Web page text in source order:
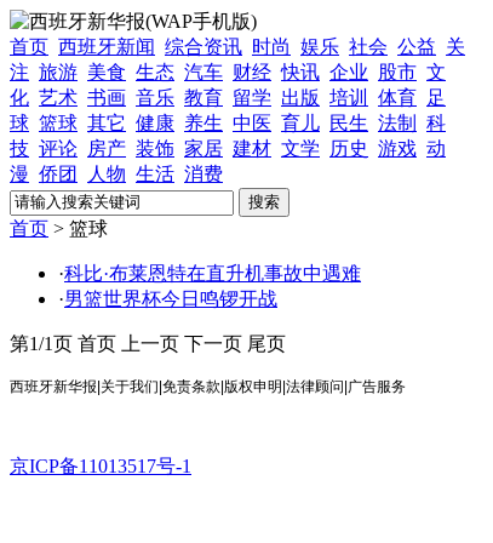
首页 西班牙新闻 综合资讯 时尚 娱乐 社会 公益 关
注 旅游 美食 生态 汽车 财经 快讯 企业 股市 文
化 艺术 书画 音乐 教育 留学 出版 培训 体育 足
球 篮球 其它 健康 养生 中医 育儿 民生 法制
科
技 评论 房产 装饰 家居 建材 文学 历史 游戏 动
漫 侨团 人物 生活 消费
首页 > 篮球
·科比·布莱恩特在直升机事故中遇难
·男篮世界杯今日鸣锣开战
第1/1页 首页 上一页 下一页 尾页
西班牙新华报|关于我们|免责条款|版权申明|法律顾问|广告服务
京ICP备11013517号-1